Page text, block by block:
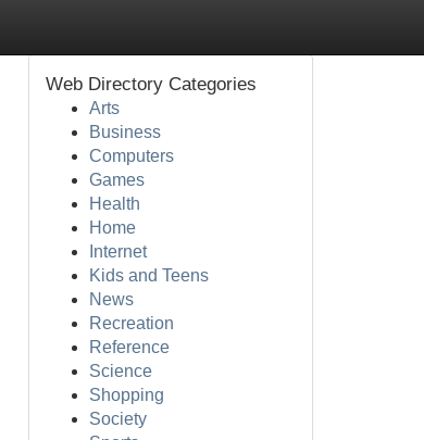
Web Directory Categories
Arts
Business
Computers
Games
Health
Home
Internet
Kids and Teens
News
Recreation
Reference
Science
Shopping
Society